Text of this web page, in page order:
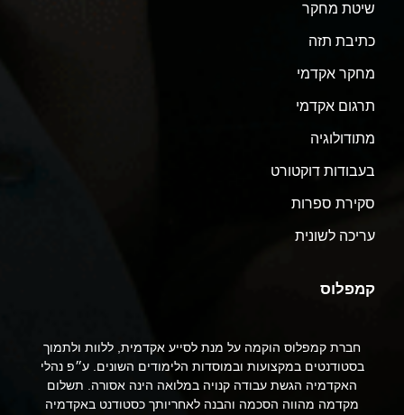
שיטת מחקר
כתיבת תזה
מחקר אקדמי
תרגום אקדמי
מתודולוגיה
בעבודות דוקטורט
סקירת ספרות
עריכה לשונית
קמפלוס
חברת קמפלוס הוקמה על מנת לסייע אקדמית, ללוות ולתמוך
בסטודנטים במקצועות ובמוסדות הלימודים השונים. ע״פ נהלי
האקדמיה הגשת עבודה קנויה במלואה הינה אסורה. תשלום
מקדמה מהווה הסכמה והבנה לאחריותך כסטודנט באקדמיה